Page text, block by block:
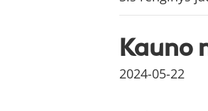
Kauno
2024-05-22